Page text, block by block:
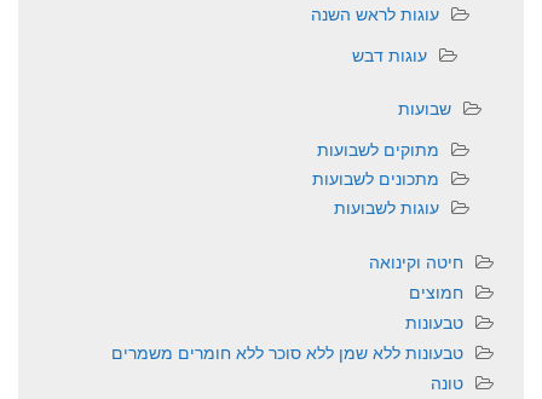
עוגות לראש השנה
עוגות דבש
שבועות
מתוקים לשבועות
מתכונים לשבועות
עוגות לשבועות
חיטה וקינואה
חמוצים
טבעונות
טבעונות ללא שמן ללא סוכר ללא חומרים משמרים
טונה